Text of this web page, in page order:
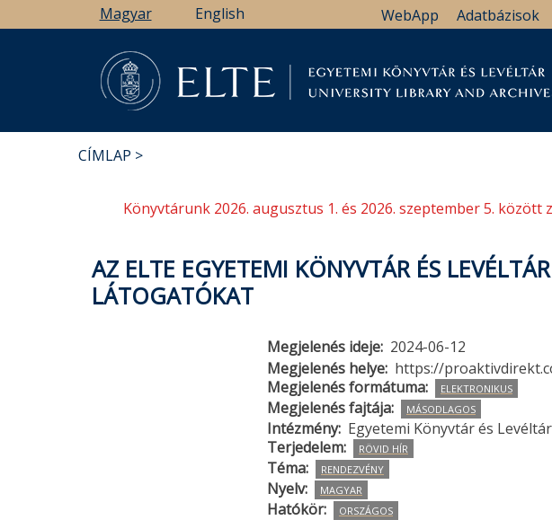
a
Magyar English Adatbázisok
WebApp
CÍMLAP
Könyvtárunk 2026. augusztus 1. és 2026. szeptember 5.
AZ ELTE EGYETEMI KÖNYVTÁR ÉS
LÁTOGATÓKAT
Megjelenés ideje 2024-06-12
Megjelenés helye https://
Megjelenés formátuma
ELEKTRONIKUS
Megjelenés fajtája MÁSODLAGOS
Intézmény Egyetemi Könyvtár és Levéltár
Terjedelem
RÖVID HÍR
Téma RENDEZVÉNY
Nyelv MAGYAR
Hatókör ORSZÁGOS